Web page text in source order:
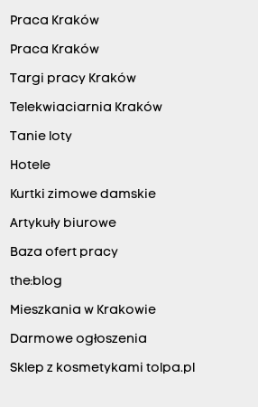
Praca Kraków
Praca Kraków
Targi pracy Kraków
Telekwiaciarnia Kraków
Tanie loty
Hotele
Kurtki zimowe damskie
Artykuły biurowe
Baza ofert pracy
the:blog
Mieszkania w Krakowie
Darmowe ogłoszenia
Sklep z kosmetykami tolpa.pl